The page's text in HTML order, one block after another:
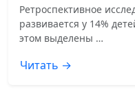
Ретроспективное
развивается у 14%
этом выделены …
Читать →